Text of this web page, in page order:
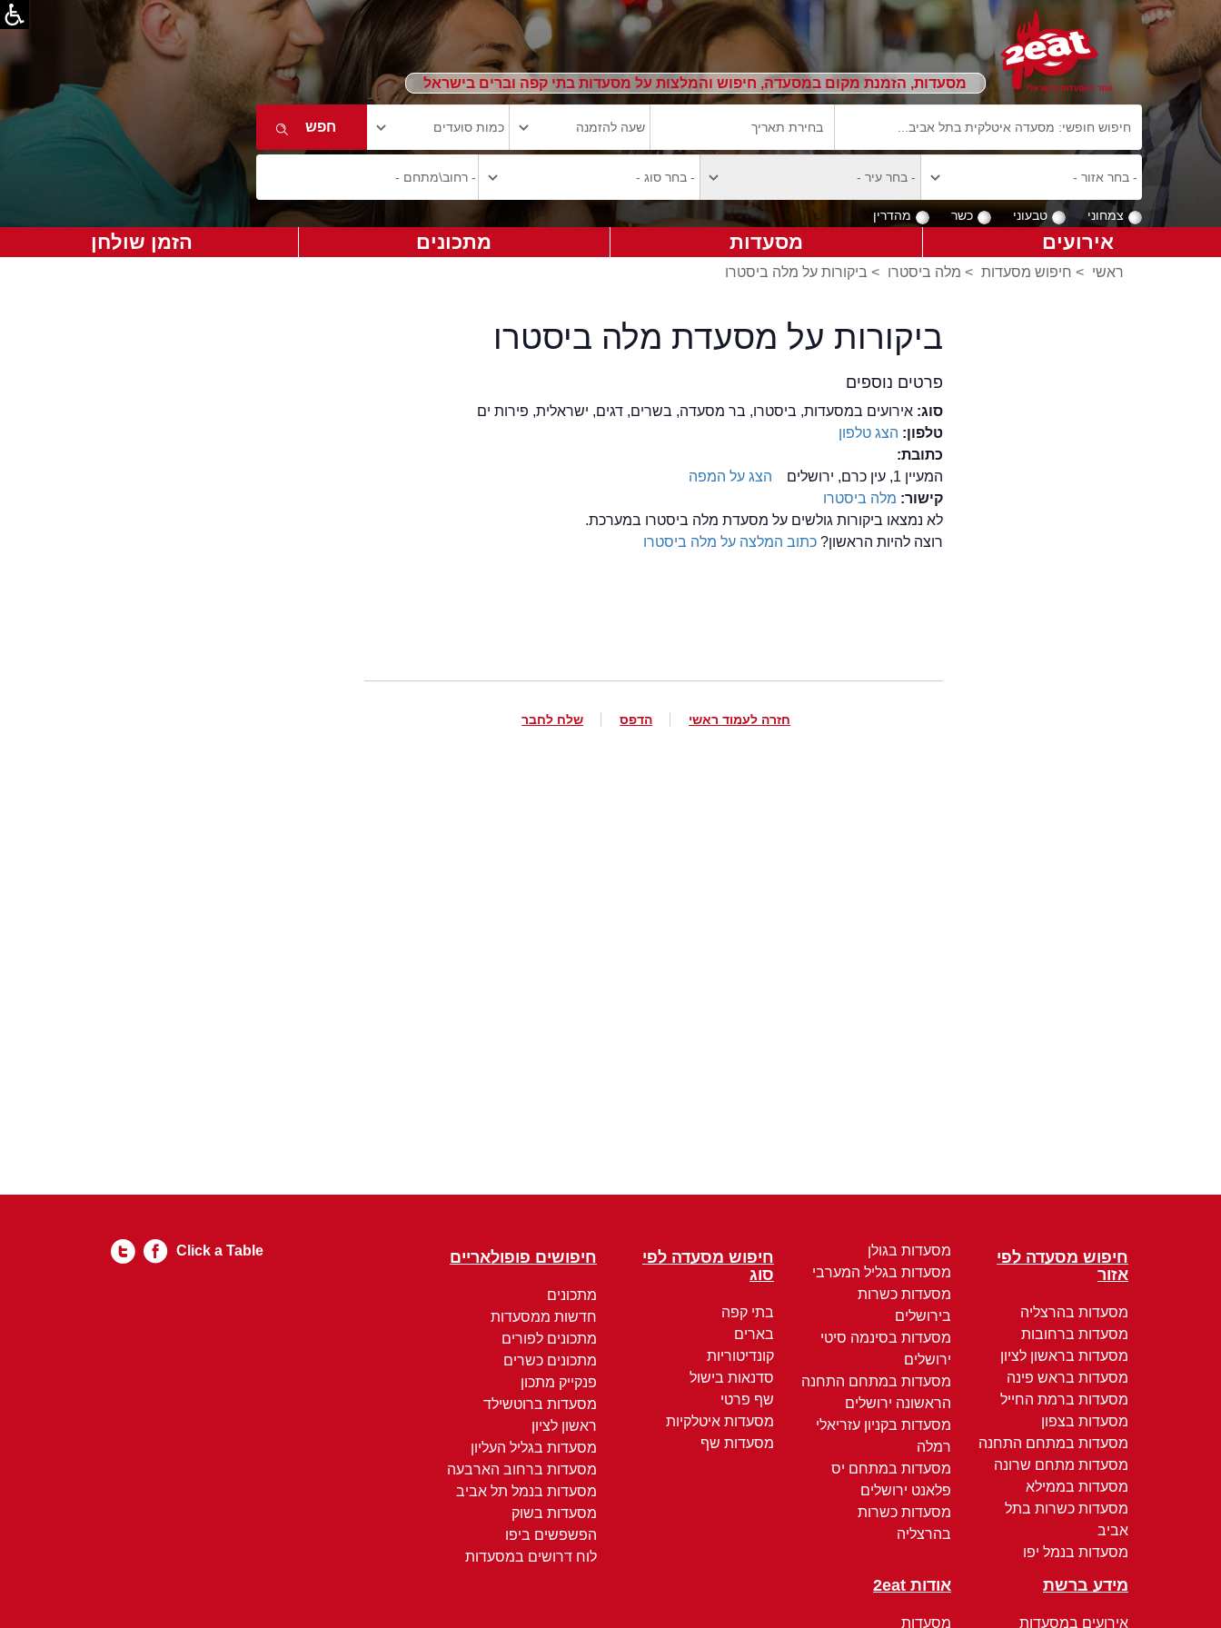
מסעדות, הזמנת מקום במסעדה, חיפוש והמלצות על מסעדות בתי קפה וברים בישראל
צמחוני טבעוני כשר מהדרין
אירועים מסעדות מתכונים הזמן שולחן
ראשי > חיפוש מסעדות > מלה ביסטרו > ביקורות על מלה ביסטרו
ביקורות על מסעדת מלה ביסטרו
פרטים נוספים
סוג:אירועים במסעדות, ביסטרו, בר מסעדה, בשרים, דגים, ישראלית, פירות ים
טלפון: הצג טלפון
כתובת:
המעיין 1, עין כרם, ירושלים
הצג על המפה
קישור: מלה ביסטרו
לא נמצאו ביקורות גולשים על מסעדת מלה ביסטרו במערכת.
רוצה להיות הראשון?כתוב המלצה על מלה ביסטרו
חזרה לעמוד ראשי הדפס שלח לחבר
חיפוש מסעדה לפי
אזור
מסעדות בהרצליה
מסעדות ברחובות
מסעדות בראשון לציון
מסעדות בראש פינה
מסעדות ברמת החייל
מסעדות בצפון
מסעדות במתחם התחנה
מסעדות מתחם שרונה
מסעדות בממילא
מסעדות כשרות בתל
אביב
מסעדות בנמל יפו
מסעדות בגולן
מסעדות בגליל המערבי
מסעדות כשרות
בירושלים
מסעדות בסינמה סיטי
ירושלים
מסעדות במתחם התחנה
הראשונה ירושלים
מסעדות בקניון עזריאלי
רמלה
מסעדות במתחם יס
פלאנט ירושלים
מסעדות כשרות
בהרצליה
חיפוש מסעדה לפי
סוג
בתי קפה
בארים
קונדיטוריות
סדנאות בישול
שף פרטי
מסעדות איטלקיות
מסעדות שף
חיפושים פופולאריים
מתכונים
חדשות ממסעדות
מתכונים לפורים
מתכונים כשרים
פנקייק מתכון
מסעדות ברוטשילד
ראשון לציון
מסעדות בגליל העליון
מסעדות ברחוב הארבעה
מסעדות בנמל תל אביב
מסעדות בשוק
הפשפשים ביפו
לוח דרושים במסעדות
מידע ברשת
אירועים במסעדות
אודות 2eat
מסעדות
Click a Table